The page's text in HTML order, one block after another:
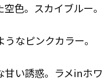
色。スカイブルー。
なピンクカラー。
甘い誘惑。ラメinホワ